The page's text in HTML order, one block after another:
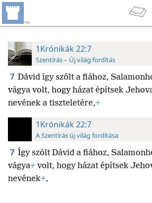
1Krónikák 22:7
Szentírás – Új világ fordítás
7 Dávid így szólt a fiához,
vágya volt, hogy házat építsek
nevének a tiszteletére,+
1Krónikák 22:7
A Szentírás új világ fordítása
7 Így szólt Dávid a fiához,
vágya+ volt, hogy házat építsek
nevének+,